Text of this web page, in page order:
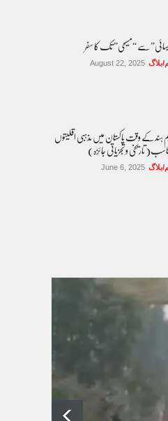
سے “مسیحی” تک کا سفر
بلاگ August 22, 2025
ہند کے وقت پاکستان میں مذہبی اقلیتوں
تاریخی و تجزیاتی جائزہ)
بلاگ June 6, 2025
شادیوں کا بڑھتا ہوا رجحان اور راولپنڈی
میں اندارج پر پابندی ایک نیا تنازعہ
October 14, 2025